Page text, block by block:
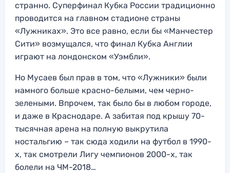
странно. Суперфинал Кубка России традиционно
проводится на главном стадионе страны
«Лужниках». Это все равно, если бы «Манчестер
Сити» возмущался, что финал Кубка Англии
играют на лондонском «Уэмбли».
Но Мусаев был прав в том, что «Лужники» были
намного больше красно-белыми, чем черно-
зелеными. Впрочем, так было бы в любом городе,
и даже в Краснодаре. А забитая под крышу 70-
тысячная арена на полную выкрутила
ностальгию – так сюда ходили на футбол в 1990-
х, так смотрели Лигу чемпионов 2000-х, так
болели на ЧМ-2018…